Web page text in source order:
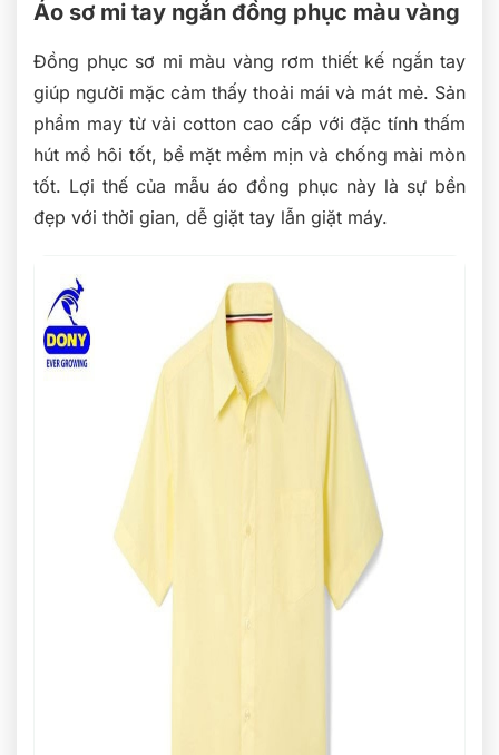
Áo sơ mi tay ngắn đồng phục màu vàng
Đồng phục sơ mi màu vàng rơm thiết kế ngắn tay
giúp người mặc cảm thấy thoải mái và mát mẻ. Sản
phẩm may từ vải cotton cao cấp với đặc tính thấm
hút mồ hôi tốt, bề mặt mềm mịn và chống mài mòn
tốt. Lợi thế của mẫu áo đồng phục này là sự bền
đẹp với thời gian, dễ giặt tay lẫn giặt máy.